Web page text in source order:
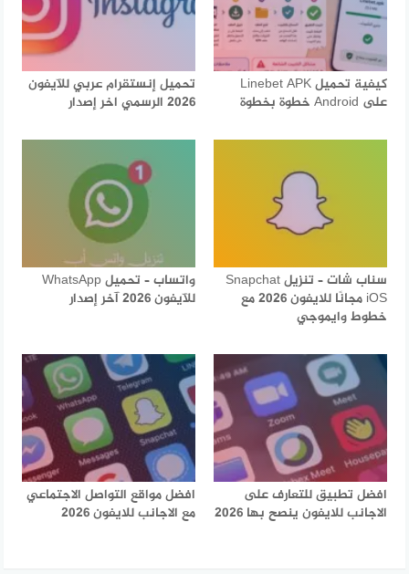
كيفية تحميل Linebet APK
على Android خطوة بخطوة
تحميل إنستقرام عربي للآيفون
2026 الرسمي اخر إصدار
سناب شات – تنزيل Snapchat
iOS مجانًا للايفون 2026 مع
خطوط وايموجي
واتساب – تحميل WhatsApp
للآيفون 2026 آخر إصدار
افضل تطبيق للتعارف على
الاجانب للايفون ينصح بها 2026
افضل مواقع التواصل الاجتماعي
مع الاجانب للايفون 2026